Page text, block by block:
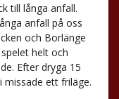
till långa anfall.
anfall på oss
och Borlänge
helt och
Efter dryga 15
ett friläge.